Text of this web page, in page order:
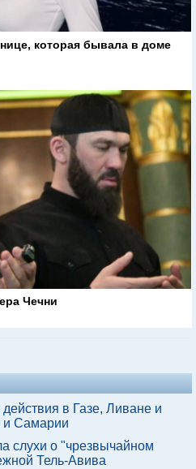
которая бывала в доме
Чечни
в Газе, Ливане и
и Самарии
слухи о "чрезвычайном
Тель-Авива